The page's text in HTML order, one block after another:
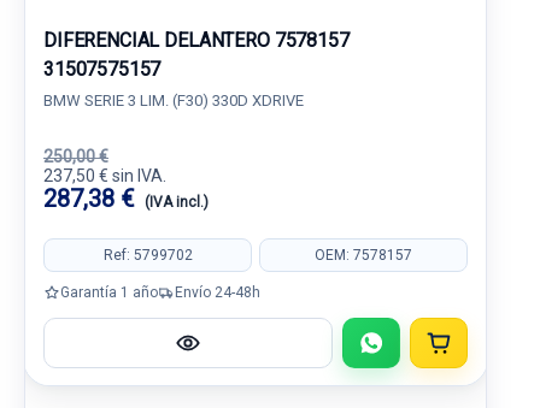
DIFERENCIAL DELANTERO 7578157
31507575157
BMW SERIE 3 LIM. (F30) 330D XDRIVE
250,00 €
237,50 € sin IVA.
287,38 € (IVA incl.)
Ref: 5799702 OEM: 7578157
Garantía 1 año Envío 24-48h